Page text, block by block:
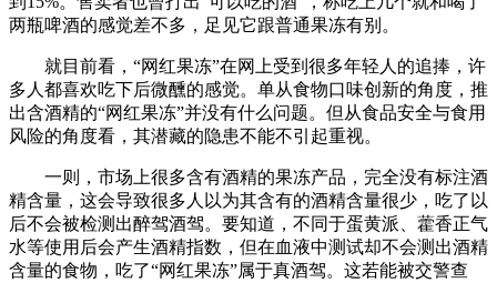
两瓶啤酒的感觉差不多，足见它跟普通果冻有别。
就目前看，“网红果冻”在网上受到很多年轻人的追捧，许
多人都喜欢吃下后微醺的感觉。单从食物口味创新的角度，推
出含酒精的“网红果冻”并没有什么问题。但从食品安全与食用
风险的角度看，其潜藏的隐患不能不引起重视。
一则，市场上很多含有酒精的果冻产品，完全没有标注酒
精含量，这会导致很多人以为其含有的酒精含量很少，吃了以
后不会被检测出醉驾酒驾。要知道，不同于蛋黄派、藿香正气
水等使用后会产生酒精指数，但在血液中测试却不会测出酒精
含量的食物，吃了“网红果冻”属于真酒驾。这若能被交警查